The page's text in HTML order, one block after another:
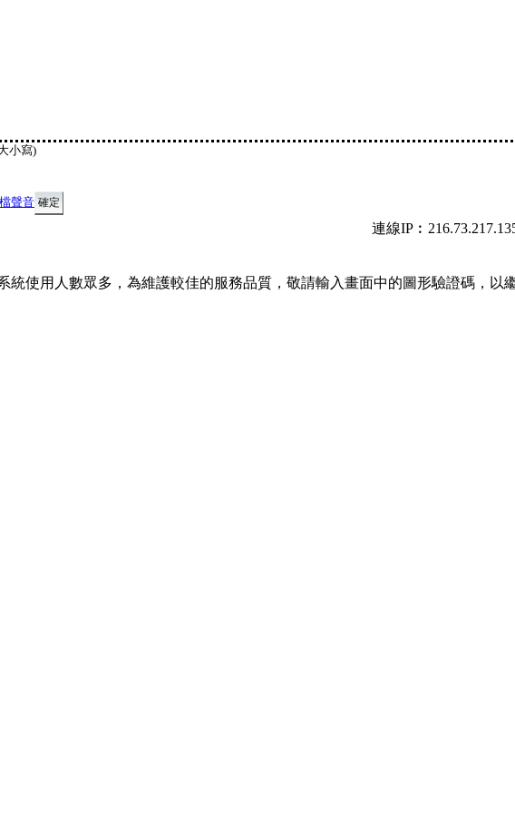
小寫)
聲音
連線
統使用人數眾多，為維護較佳的服務品質，敬請輸入畫面中的圖形驗證碼，以